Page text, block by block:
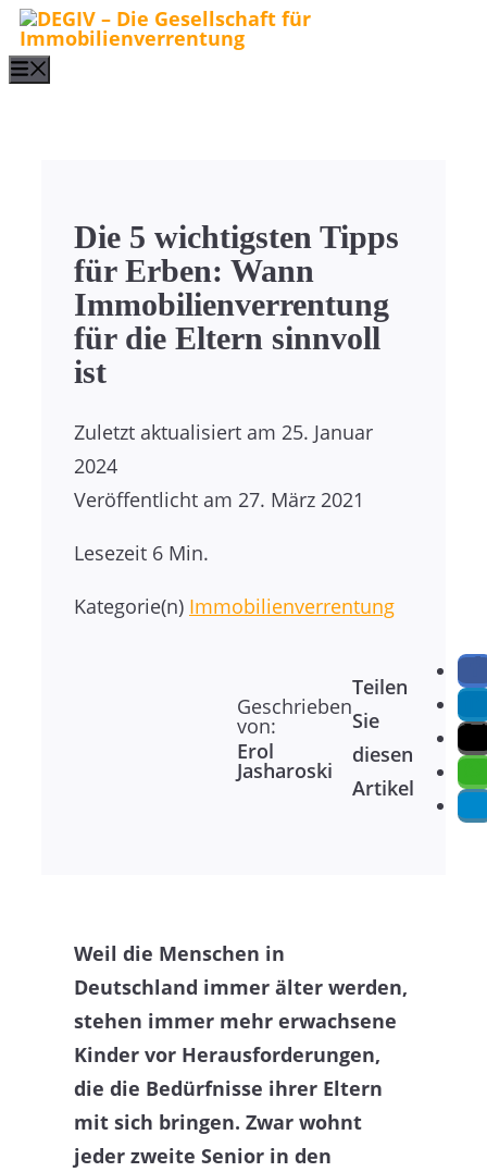
Zum
Inhalt
springen
Die 5 wichtigsten Tipps
für Erben: Wann
Immobilienverrentung
für die Eltern sinnvoll
ist
Zuletzt aktualisiert am 25. Januar
2024
Veröffentlicht am 27. März 2021
Lesezeit 6 Min.
Kategorie(n) Immobilienverrentung
Geschrieben
von:
Erol
Jasharoski
Teilen
Sie
diesen
Artikel
Weil die Menschen in
Deutschland immer älter werden,
stehen immer mehr erwachsene
Kinder vor Herausforderungen,
die die Bedürfnisse ihrer Eltern
mit sich bringen. Zwar wohnt
jeder zweite Senior in den